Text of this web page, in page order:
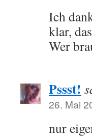
Ich
klar,
Wer
Pssst!
26. Mai
nur